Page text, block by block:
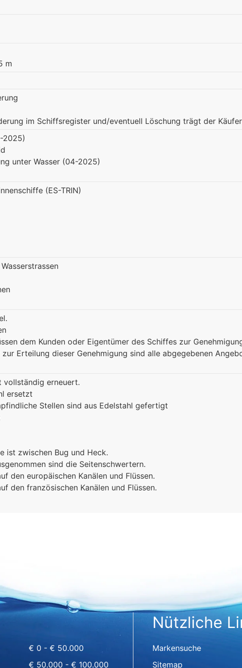
m
im Schiffsregister und/eventuell Löschung trägt der
2025)
unter Wasser (04-2025)
(ES-TRIN)
dem Kunden oder Eigentümer des Schiffes zur
Erteilung dieser Genehmigung sind alle abgegebenen
vollständig erneuert.
ersetzt
Stellen sind aus Edelstahl gefertigt
ist zwischen Bug und Heck.
sind die Seitenschwertern.
den europäischen Kanälen und Flüssen.
den französischen Kanälen und Flüssen.
€ 0 - € 50.000
€ 50.000 - € 100.000
Nützliche
Markensuche
Sitemap